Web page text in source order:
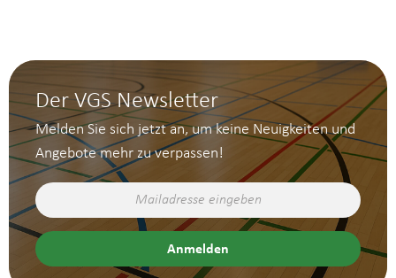
Der VGS Newsletter
Melden Sie sich jetzt an, um keine Neuigkeiten und
Angebote mehr zu verpassen!